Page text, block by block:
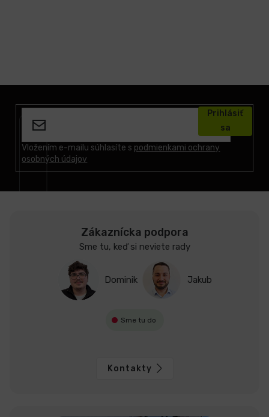
Vložením e-mailu súhlasíte s podmienkami ochrany
osobných údajov
Prihlásiť
sa
Zákaznícka podpora
Sme tu, keď si neviete rady
Dominik Jakub
Sme tu do
Kontakty